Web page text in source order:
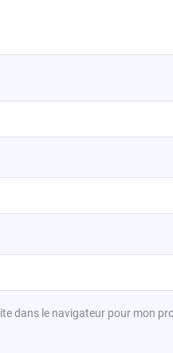
dans le navigateur pour mon